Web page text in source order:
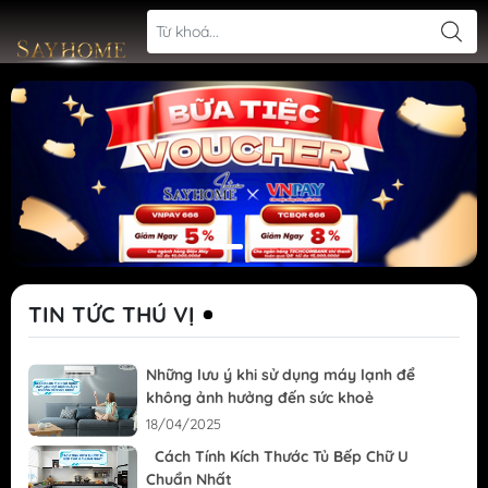
TIN TỨC THÚ VỊ
Những lưu ý khi sử dụng máy lạnh để
không ảnh hưởng đến sức khoẻ
18/04/2025
Cách Tính Kích Thước Tủ Bếp Chữ U
Chuẩn Nhất